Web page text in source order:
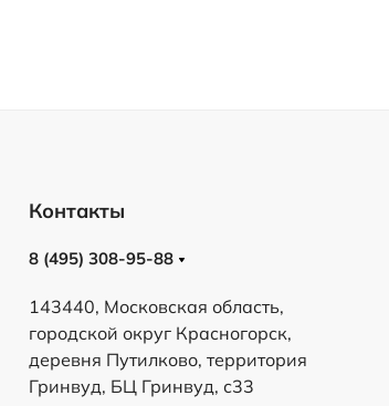
Контакты
8 (495) 308-95-88
143440, Московская область,
городской округ Красногорск,
деревня Путилково, территория
Гринвуд, БЦ Гринвуд, с33